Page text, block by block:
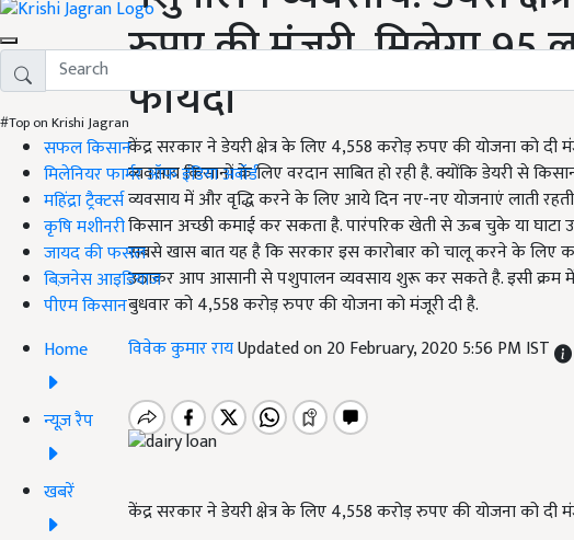
#Top on Krishi Jagran
सफल किसान
मिलेनियर फार्मर ऑफ इंडिया अवॉर्ड
महिंद्रा ट्रैक्टर्स
कृषि मशीनरी
जायद की फसल
बिज़नेस आइडियाज
पीएम किसान
Home
न्यूज़ रैप
खबरें
रुपए की मंजूरी, मिलेगा 95
फायदा
केंद्र सरकार ने डेयरी क्षेत्र के लिए 4,558 करोड़ रुपए की योजना को
व्यवसाय किसानों के लिए वरदान साबित हो रही है. क्योंकि डेयरी से
व्यवसाय में और वृद्धि करने के लिए आये दिन नए-नए योजनाएं लाती
किसान अच्छी कमाई कर सकता है. पारंपरिक खेती से ऊब चुके या घाटा
सबसे खास बात यह है कि सरकार इस कारोबार को चालू करने के लिए
उठाकर आप आसानी से पशुपालन व्यवसाय शुरू कर सकते है. इसी क्रम में
बुधवार को 4,558 करोड़ रुपए की योजना को मंजूरी दी है.
विवेक कुमार रायUpdated on 20 February, 2020 5:56 PM IST
केंद्र सरकार ने डेयरी क्षेत्र के लिए 4,558 करोड़ रुपए की योजना को दी